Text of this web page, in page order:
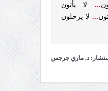
... لا يأتون
... لا يرحلون
د. ماري جرجس